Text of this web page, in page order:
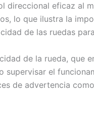
direccional eficaz al
lo que ilustra la
de las ruedas
de la rueda, que
el
de advertencia